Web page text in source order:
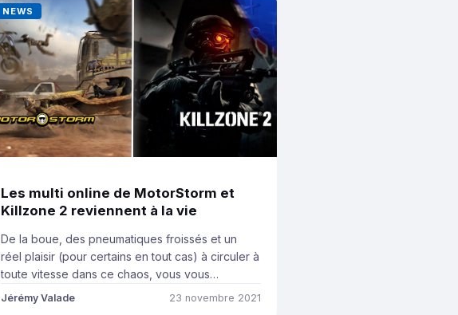
NEWS
Les multi online de MotorStorm et
Killzone 2 reviennent à la vie
De la boue, des pneumatiques froissés et un
réel plaisir (pour certains en tout cas) à circuler à
toute vitesse dans ce chaos, vous vous
souvenez forcément de MotorStorm. Si la
Jérémy Valade 23 novembre 2021